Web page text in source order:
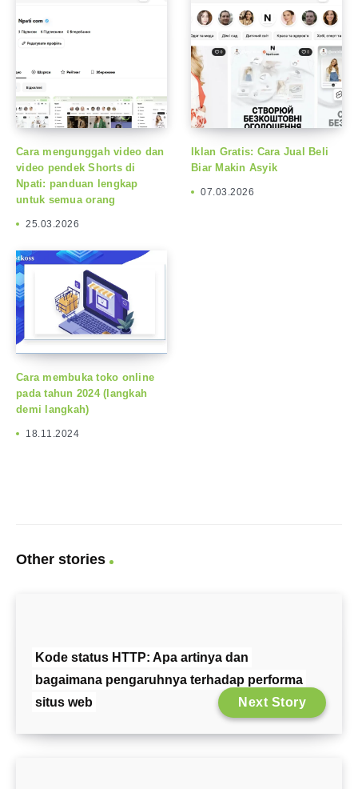
Cara mengunggah video dan
video pendek Shorts di
Npati: panduan lengkap
untuk semua orang
25.03.2026
Iklan Gratis: Cara Jual Beli
Biar Makin Asyik
07.03.2026
Cara membuka toko online
pada tahun 2024 (langkah
demi langkah)
18.11.2024
Other stories
Kode status HTTP: Apa artinya dan
bagaimana pengaruhnya terhadap performa
situs web
Next Story